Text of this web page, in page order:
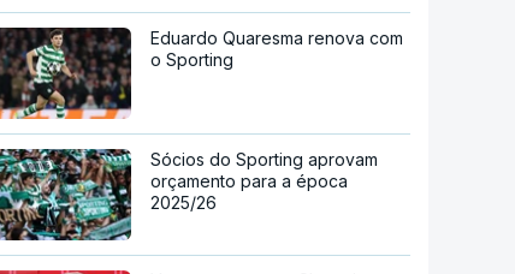
Eduardo Quaresma renova com
o Sporting
Sócios do Sporting aprovam
orçamento para a época
2025/26